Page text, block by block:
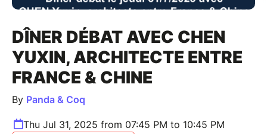
DÎNER DÉBAT AVEC CHEN
YUXIN, ARCHITECTE ENTRE
FRANCE & CHINE
By Panda & Coq
Thu Jul 31, 2025 from 07:45 PM to 10:45 PM